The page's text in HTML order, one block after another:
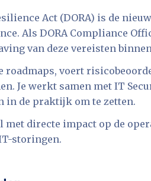
Act (DORA) is de
Als DORA Compliance
van deze vereisten
voert
Je werkt samen met IT
in de praktijk om te zetten.
directe impact op de
storingen.